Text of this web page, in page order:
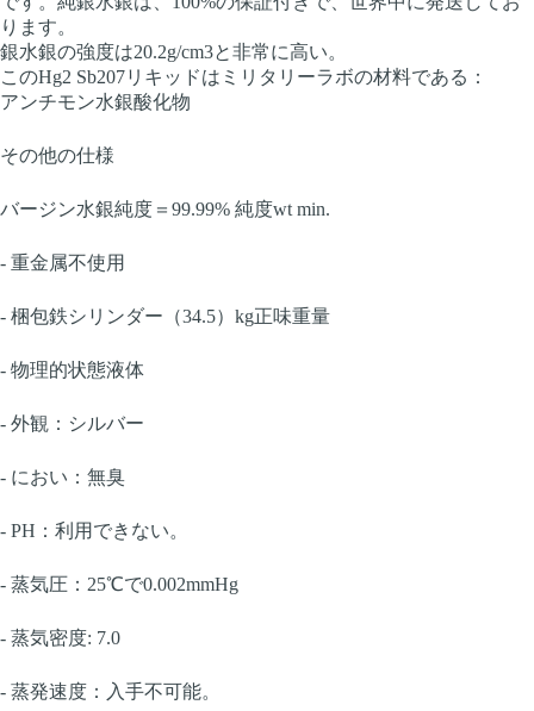
ります。
銀水銀の強度は20.2g/cm3と非常に高い。
このHg2 Sb207リキッドはミリタリーラボの材料である：
アンチモン水銀酸化物
その他の仕様
バージン水銀純度＝99.99% 純度wt min.
- 重金属不使用
- 梱包鉄シリンダー（34.5）kg正味重量
- 物理的状態液体
- 外観：シルバー
- におい：無臭
- PH：利用できない。
- 蒸気圧：25℃で0.002mmHg
- 蒸気密度: 7.0
- 蒸発速度：入手不可能。